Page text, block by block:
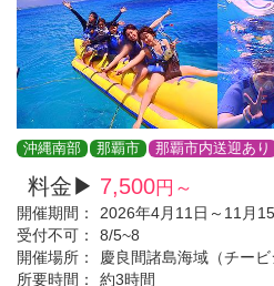
沖縄南部 那覇市 那覇市内送迎あり
料金▶ 7,500円～
開催期間：
2026年4月11日～11月
受付不可：
8/5~8
開催場所：
慶良間諸島海域（チービ
所要時間：
約3時間